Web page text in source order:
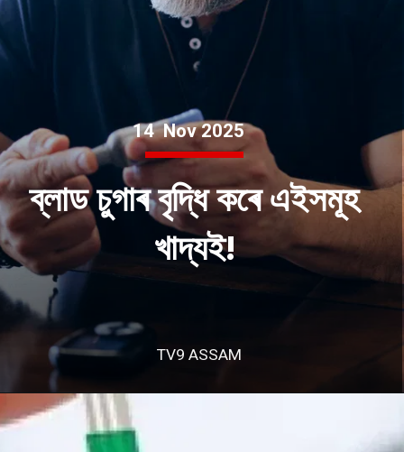
ব্লাড চুগাৰ বৃদ্ধি কৰে এইসমূহ
খাদ্যই!
14 Nov 2025
TV9 ASSAM